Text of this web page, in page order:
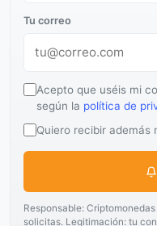
Tu correo
Acepto que uséis mi
según la política de
Quiero recibir además
Responsable:
solicitas. Legitimación: tu